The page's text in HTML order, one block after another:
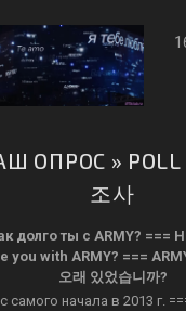
ОПРОС » POLL
조사
долго ты с ARMY? ­===
you with ARMY? ===
오래 있었습니까?
с самого начала в 2013 г.